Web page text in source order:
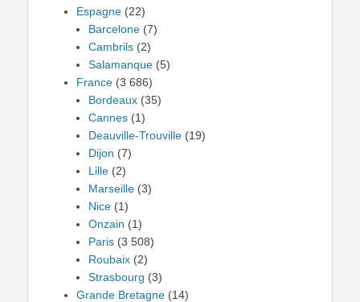
Espagne (22)
Barcelone (7)
Cambrils (2)
Salamanque (5)
France (3 686)
Bordeaux (35)
Cannes (1)
Deauville-Trouville (19)
Dijon (7)
Lille (2)
Marseille (3)
Nice (1)
Onzain (1)
Paris (3 508)
Roubaix (2)
Strasbourg (3)
Grande Bretagne (14)